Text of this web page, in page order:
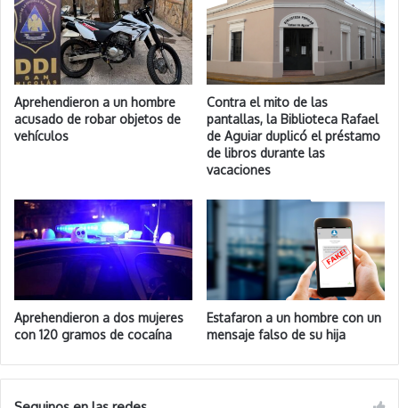
Aprehendieron a un hombre
acusado de robar objetos de
vehículos
Contra el mito de las
pantallas, la Biblioteca Rafael
de Aguiar duplicó el préstamo
de libros durante las
vacaciones
Aprehendieron a dos mujeres
con 120 gramos de cocaína
Estafaron a un hombre con un
mensaje falso de su hija